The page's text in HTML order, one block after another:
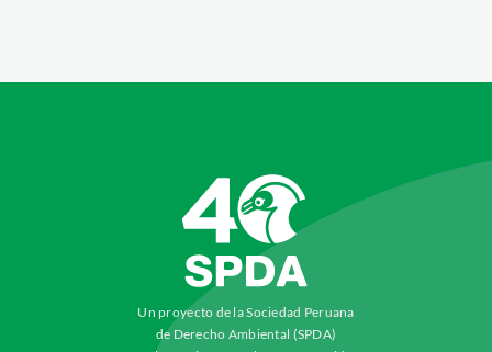
Un proyecto de la Sociedad Peruana
de Derecho Ambiental (SPDA)